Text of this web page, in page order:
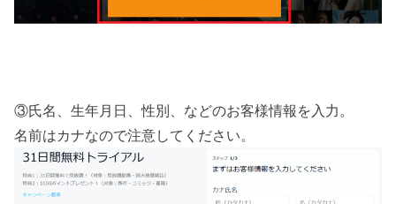
③氏名、生年月日、性別、などのお客様情報を入力。
名前はカナなので注意してください。